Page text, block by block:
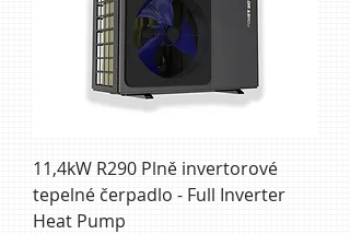
11,4kW R290 Plně invertorové
tepelné čerpadlo - Full Inverter
Heat Pump